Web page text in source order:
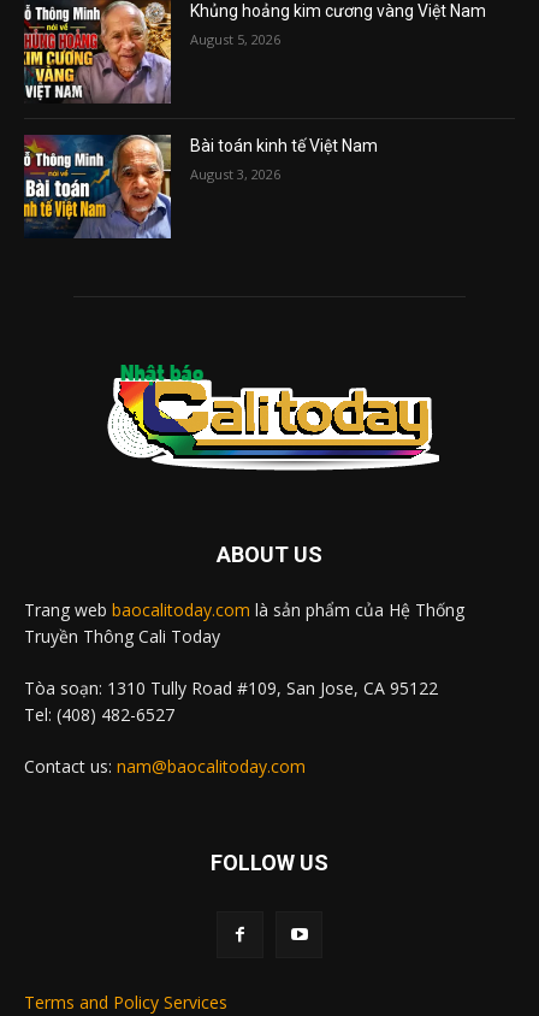
Khủng hoảng kim cương vàng Việt Nam
August 5, 2026
Bài toán kinh tế Việt Nam
August 3, 2026
ABOUT US
Trang web baocalitoday.com là sản phẩm của Hệ Thống
Truyền Thông Cali Today
Tòa soạn: 1310 Tully Road #109, San Jose, CA 95122
Tel: (408) 482-6527
Contact us: nam@baocalitoday.com
FOLLOW US
Terms and Policy Services